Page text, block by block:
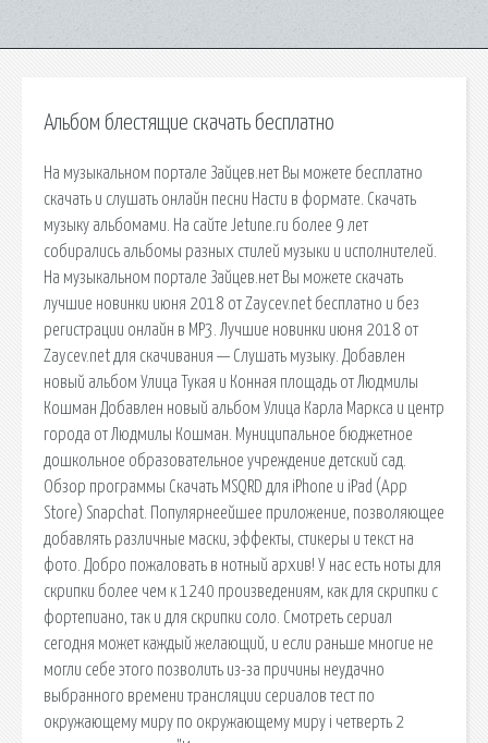
Альбом блестящие скачать бесплатно
На музыкальном портале Зайцев.нет Вы можете бесплатно
скачать и слушать онлайн песни Насти в формате. Скачать
музыку альбомами. На сайте Jetune.ru более 9 лет
собирались альбомы разных стилей музыки и исполнителей.
На музыкальном портале Зайцев.нет Вы можете скачать
лучшие новинки июня 2018 от Zaycev.net бесплатно и без
регистрации онлайн в MP3. Лучшие новинки июня 2018 от
Zaycev.net для скачивания — Слушать музыку. Добавлен
новый альбом Улица Тукая и Конная площадь от Людмилы
Кошман Добавлен новый альбом Улица Карла Маркса и центр
города от Людмилы Кошман. Муниципальное бюджетное
дошкольное образовательное учреждение детский сад.
Обзор программы Скачать MSQRD для iPhone и iPad (App
Store) Snapchat. Популярнеейшее приложение, позволяющее
добавлять различные маски, эффекты, стикеры и текст на
фото. Добро пожаловать в нотный архив! У нас есть ноты для
скрипки более чем к 1240 произведениям, как для скрипки с
фортепиано, так и для скрипки соло. Смотреть сериал
сегодня может каждый желающий, и если раньше многие не
могли себе этого позволить из-за причины неудачно
выбранного времени трансляции сериалов тест по
окружающему миру по окружающему миру i четверть 2